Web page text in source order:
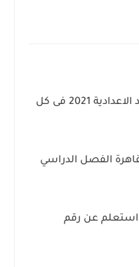
تنسيق التمريض العادى بعد الاعدادية 2021 فى كل
الفصل الدراسي
استعلم عن رقم